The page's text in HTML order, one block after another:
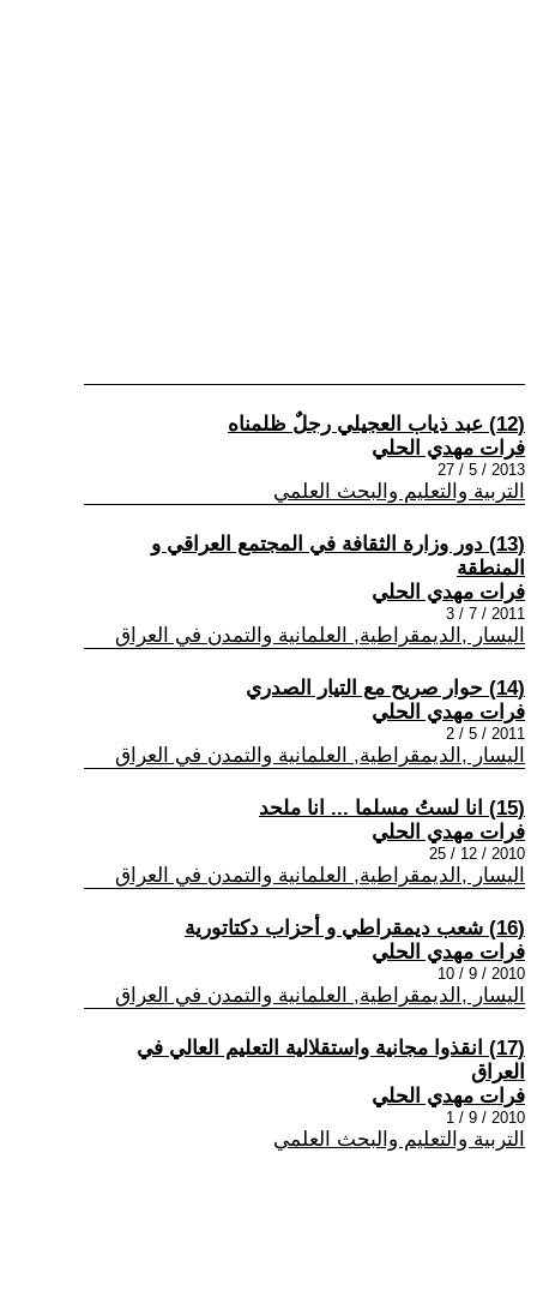
(12) عبد ذياب العجيلي رجلٌ ظلمناه
فرات مهدي الحلي
2013 / 5 / 27
التربية والتعليم والبحث العلمي
(13) دور وزارة الثقافة في المجتمع العراقي و
المنطقة
فرات مهدي الحلي
2011 / 7 / 3
اليسار ,الديمقراطية, العلمانية والتمدن في العراق
(14) حوار صريح مع التيار الصدري
فرات مهدي الحلي
2011 / 5 / 2
اليسار ,الديمقراطية, العلمانية والتمدن في العراق
(15) انا لستُ مسلما ... انا ملحد
فرات مهدي الحلي
2010 / 12 / 25
اليسار ,الديمقراطية, العلمانية والتمدن في العراق
(16) شعب ديمقراطي و أحزاب دكتاتورية
فرات مهدي الحلي
2010 / 9 / 10
اليسار ,الديمقراطية, العلمانية والتمدن في العراق
(17) انقذوا مجانية واستقلالية التعليم العالي في
العراق
فرات مهدي الحلي
2010 / 9 / 1
التربية والتعليم والبحث العلمي